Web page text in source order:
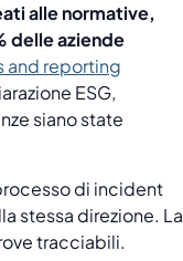
alle normative,
delle aziende
and reporting
ESG,
siano state
di incident
stessa direzione. La
tracciabili.